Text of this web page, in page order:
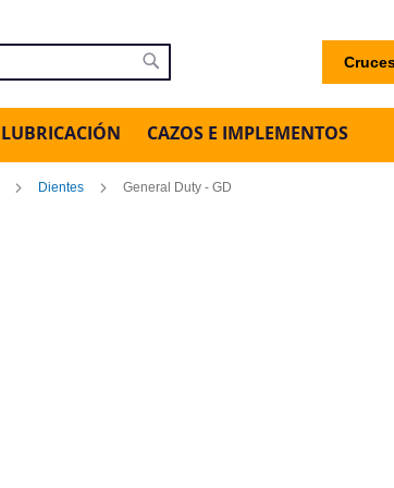
LUBRICACIÓN CAZOS E IMPLEMENTOS
Dientes General Duty - GD